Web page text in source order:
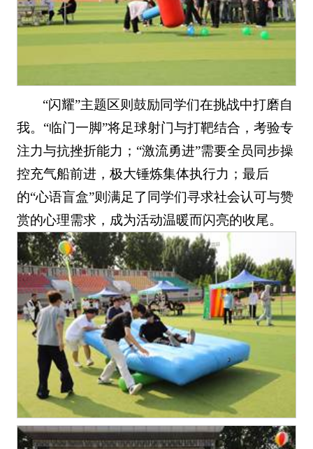
“闪耀”主题区则鼓励同学们在挑战中打磨自
我。“临门一脚”将足球射门与打靶结合，考验专
注力与抗挫折能力；“激流勇进”需要全员同步操
控充气船前进，极大锤炼集体执行力；最后
的“心语盲盒”则满足了同学们寻求社会认可与赞
赏的心理需求，成为活动温暖而闪亮的收尾。